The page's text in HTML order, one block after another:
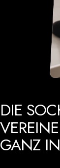
DIE
VEREINE
GANZ